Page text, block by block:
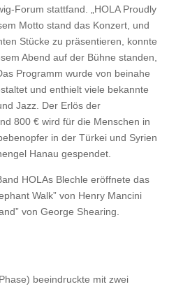
Forum stattfand. „HOLA Proudly
Motto stand das Konzert, und
Stücke zu präsentieren, konnte
Abend auf der Bühne standen,
Programm wurde von beinahe
und enthielt viele bekannte
Jazz. Der Erlös der
800 € wird für die Menschen in
in der Türkei und Syrien
Hanau gespendet.
HOLAs Blechle eröffnete das
Walk” von Henry Mancini
von George Shearing.
beeindruckte mit zwei